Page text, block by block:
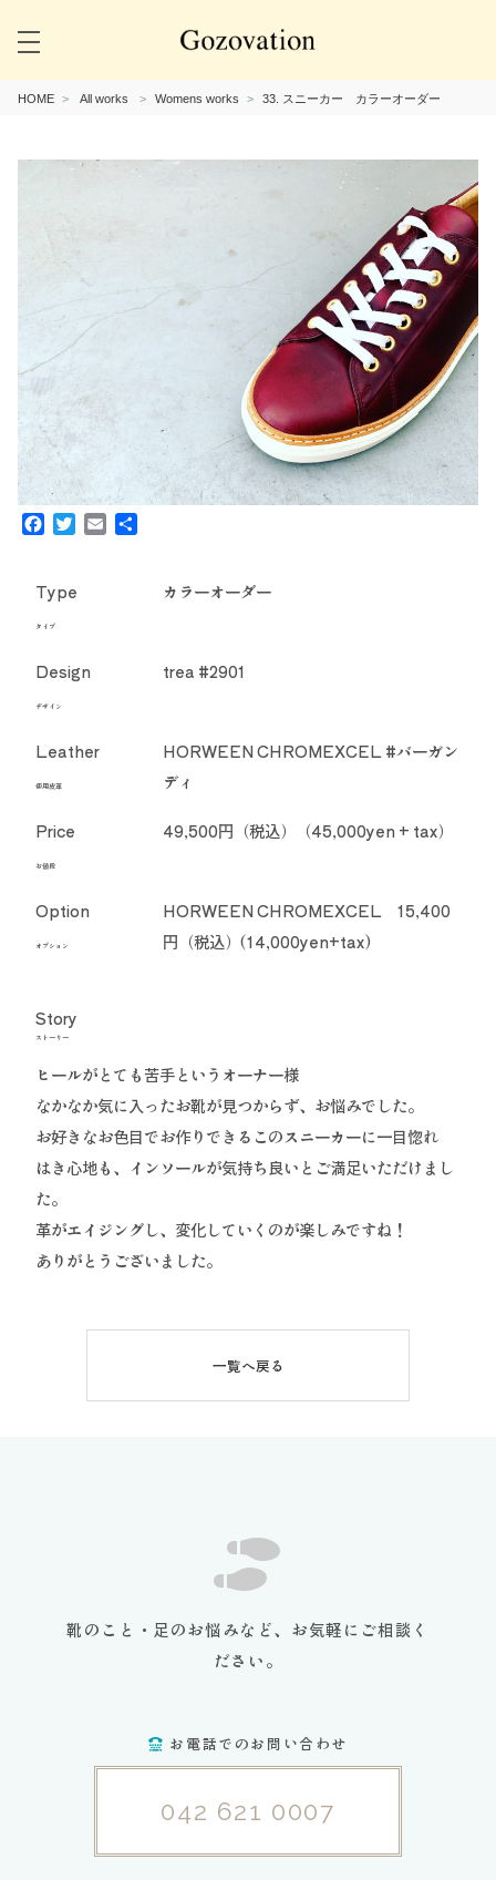
HOME All works Womens works 33. スニーカー カラーオーダー
Previous
Next
Facebook
Twitter
Email
Type
タイプ
カラーオーダー
Design
デザイン
trea #2901
Leather
使用皮革
HORWEEN CHROMEXCEL #バーガン
ディ
Price
お値段
49,500円（税込）（45,000yen + tax）
Option
オプション
HORWEEN CHROMEXCEL 15,400
円（税込）(14,000yen+tax)
Story
ストーリー
ヒールがとても苦手というオーナー様
なかなか気に入ったお靴が見つからず、お悩みでした。
お好きなお色目でお作りできるこのスニーカーに一目惚れ
はき心地も、インソールが気持ち良いとご満足いただけまし
た。
革がエイジングし、変化していくのが楽しみですね！
ありがとうございました。
一覧へ戻る
靴のこと・足のお悩みなど、お気軽にご相談く
ださい。
お電話でのお問い合わせ
042 621 0007